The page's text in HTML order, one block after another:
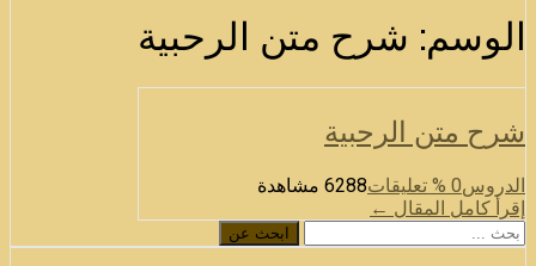
الوسم: شرح متن الرحبية
شرح متن الرحبية
الدروس0 % تعليقات6288 مشاهدة
إقرأ كامل المقال ←
ابحث
عن
ابحث عن